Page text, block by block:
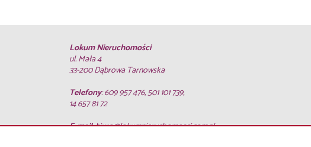
Lokum Nieruchomości
ul. Mała 4
33-200 Dąbrowa Tarnowska
Telefony: 609 957 476, 501 101 739,
14 657 81 72
E-mail:biuro@lokumnieruchomosci.com.pl